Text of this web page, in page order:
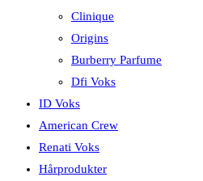
Clinique
Origins
Burberry Parfume
Dfi Voks
ID Voks
American Crew
Renati Voks
Hårprodukter